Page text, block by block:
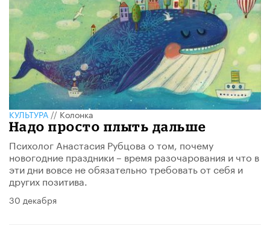
КУЛЬТУРА//Колонка
Надо просто плыть дальше
Психолог Анастасия Рубцова о том, почему
новогодние праздники – время разочарования и что в
эти дни вовсе не обязательно требовать от себя и
других позитива.​
30 декабря